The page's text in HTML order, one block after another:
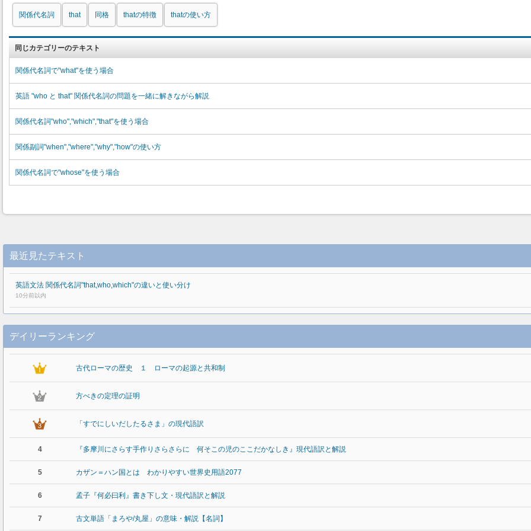
関係代名詞 that 同格 thatの特徴 thatの使い方
同じカテゴリーのテキスト
関係代名詞で"what"を使う場合
英語 "who と that" 関係代名詞の問題を一緒に解きながら解説
関係代名詞"who","which","that"を使う場合
関係副詞"when","where","why","how"の使い方
関係代名詞で"whose"を使う場合
最近見たテキスト
英語文法 関係代名詞"that,who,which"の違いと使い分け
10分前以内
デイリーランキング
古代ローマの歴史 １ ローマの起源と共和制
方べきの定理の証明
「すでにしいだしたるさま」の現代語訳
4 『多摩川にさらす手作りさらさらに 何そこの児のここだかなしき』現代語訳と解説
5 カザン＝ハン国とは わかりやすい世界史用語2077
6 孟子『何必曰利』書き下し文・現代語訳と解説
7 古文単語「まろや/丸屋」の意味・解説【名詞】